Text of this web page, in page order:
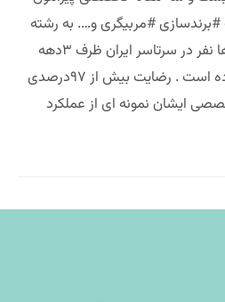
#برندسازی #مربیگری و…. به رشته
تحریر در آورده و به میلیون ها نفر در سرتاسر ایران ظرف ۳دهه
گذشته #آموز و #مشاوره داده است . رضایت بیش از ۹۷درصدی
ایشان نمونه ای از عملکرد